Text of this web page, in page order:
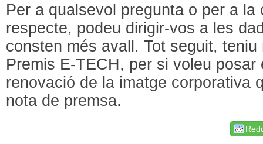
Per a qualsevol pregunta o per a la
respecte, podeu dirigir-vos a les
consten més avall. Tot seguit,
Premis E-TECH, per si voleu
renovació de la imatge corporativa
nota de premsa.